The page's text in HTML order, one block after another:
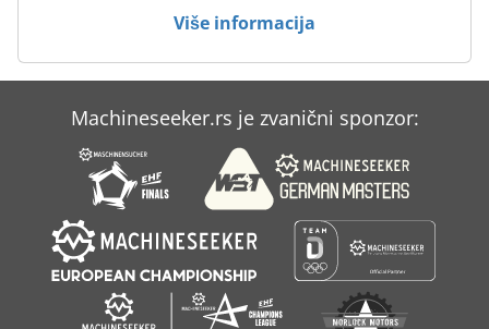
Više informacija
Machineseeker.rs je zvanični sponzor: